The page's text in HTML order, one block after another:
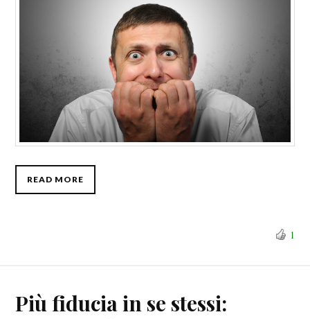
READ MORE
1
Più fiducia in se stessi: